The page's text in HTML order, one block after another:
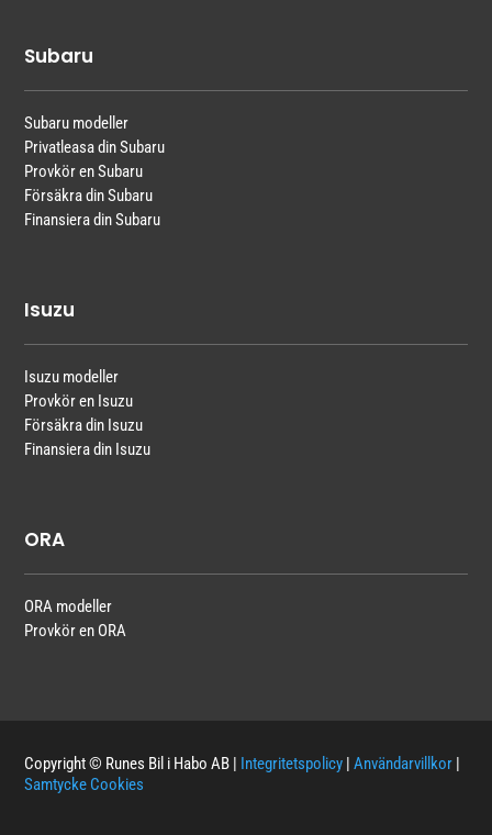
Subaru
Subaru modeller
Privatleasa din Subaru
Provkör en Subaru
Försäkra din Subaru
Finansiera din Subaru
Isuzu
Isuzu modeller
Provkör en Isuzu
Försäkra din Isuzu
Finansiera din Isuzu
ORA
ORA modeller
Provkör en ORA
Copyright © Runes Bil i Habo AB | Integritetspolicy |Användarvillkor |
Samtycke Cookies